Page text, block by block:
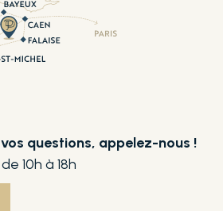
questions, appelez-nous !
10h à 18h